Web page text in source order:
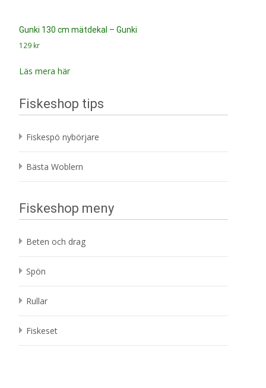
Gunki 130 cm mätdekal – Gunki
129 kr
Läs mera här
Fiskeshop tips
Fiskespö nybörjare
Bästa Woblern
Fiskeshop meny
Beten och drag
Spön
Rullar
Fiskeset